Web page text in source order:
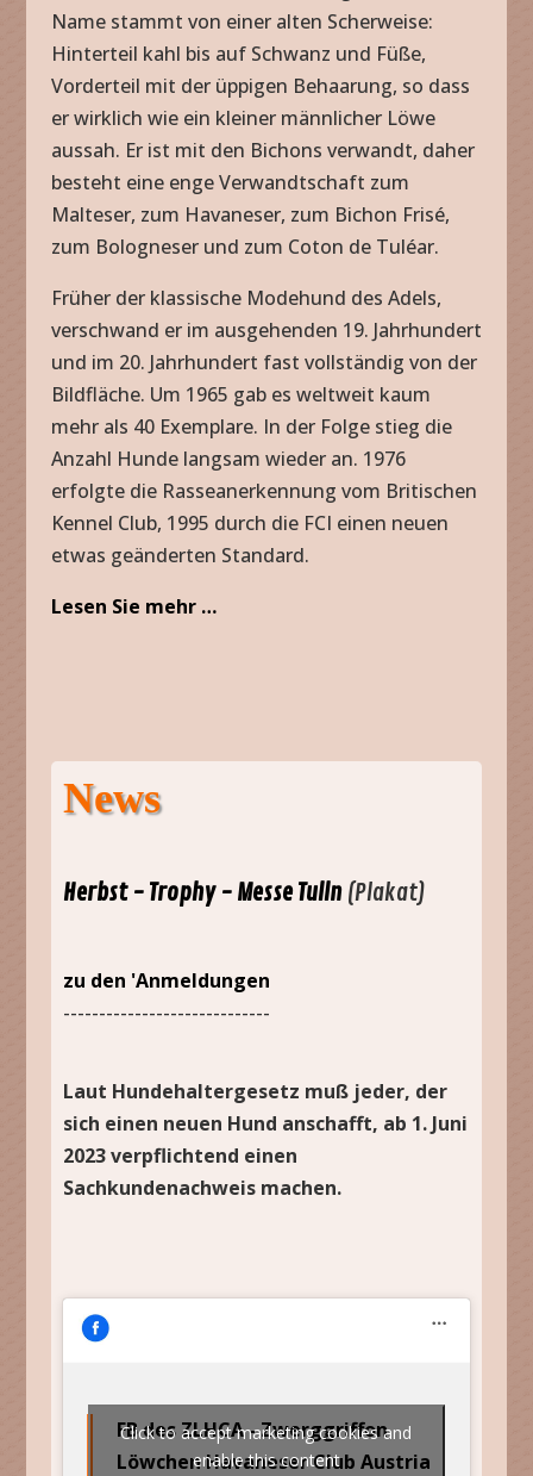
Name stammt von einer alten Scherweise:
Hinterteil kahl bis auf Schwanz und Füße,
Vorderteil mit der üppigen Behaarung, so dass
er wirklich wie ein kleiner männlicher Löwe
aussah. Er ist mit den Bichons verwandt, daher
besteht eine enge Verwandtschaft zum
Malteser, zum Havaneser, zum Bichon Frisé,
zum Bologneser und zum Coton de Tuléar.
Früher der klassische Modehund des Adels,
verschwand er im ausgehenden 19. Jahrhundert
und im 20. Jahrhundert fast vollständig von der
Bildfläche. Um 1965 gab es weltweit kaum
mehr als 40 Exemplare. In der Folge stieg die
Anzahl Hunde langsam wieder an. 1976
erfolgte die Rasseanerkennung vom Britischen
Kennel Club, 1995 durch die FCI einen neuen
etwas geänderten Standard.
Lesen Sie mehr …
News
Herbst - Trophy - Messe Tulln(Plakat)
zu den 'Anmeldungen
-----------------------------
Laut Hundehaltergesetz muß jeder, der
sich einen neuen Hund anschafft, ab 1. Juni
2023 verpflichtend einen
Sachkundenachweis machen.
FB des ZLHCA - Zwerggriffon
Löwchen Havaneser Club Austria
Click to accept marketing cookies and
enable this content